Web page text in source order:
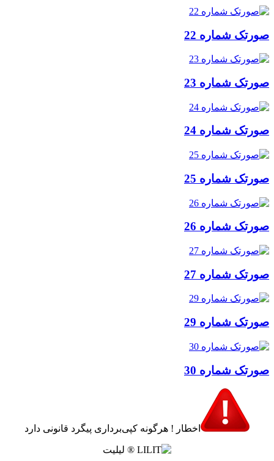
شماره 22
شماره 23
شماره 24
شماره 25
شماره 26
شماره 27
شماره 29
شماره 30
اخطار ! هرگونه کپی‌برداری پیگرد قانونی دارد